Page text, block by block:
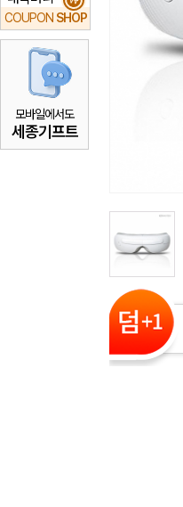
COUPON SHOP
모바일에서도
세종기프트